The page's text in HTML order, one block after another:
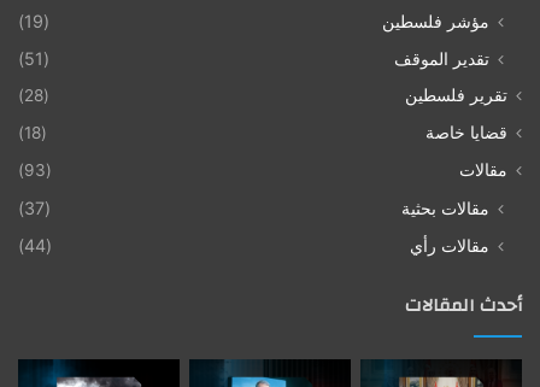
مؤشر فلسطين
(19)
تقدير الموقف
(51)
تقرير فلسطين
(28)
قضايا خاصة
(18)
مقالات
(93)
مقالات بحثية
(37)
مقالات رأي
(44)
أحدث المقالات